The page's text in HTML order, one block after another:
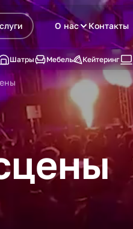
О нас Контакты
Шатры Мебель Кейтеринг